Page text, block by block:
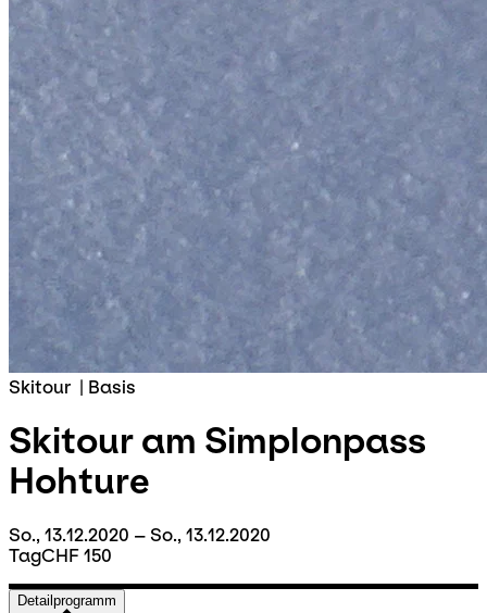
Skitour | Basis
Skitour am Simplonpass
Hohture
So., 13.12.2020 – So., 13.12.2020
TagCHF 150
Detailprogramm